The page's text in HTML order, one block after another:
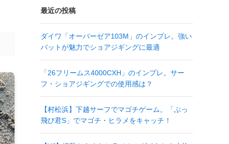
最近の投稿
ダイワ「オーバーゼア103M」のインプレ。強い
バットが魅力でショアジギングに最適
「26フリームス4000CXH」のインプレ。サー
フ・ショアジギングでの使用感は？
【村松浜】下越サーフでマゴチゲーム。「ぶっ
飛び君S」でマゴチ・ヒラメをキャッチ！